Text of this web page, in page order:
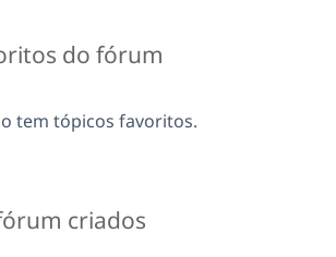
do fórum
tem tópicos favoritos.
criados